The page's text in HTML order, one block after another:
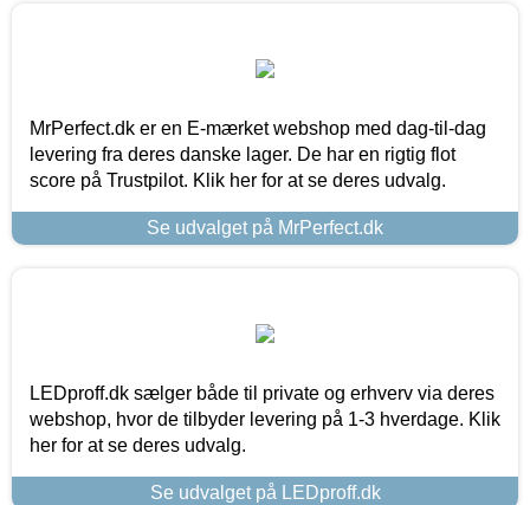
MrPerfect.dk er en E-mærket webshop med dag-til-dag
levering fra deres danske lager. De har en rigtig flot
score på Trustpilot. Klik her for at se deres udvalg.
Se udvalget på MrPerfect.dk
LEDproff.dk sælger både til private og erhverv via deres
webshop, hvor de tilbyder levering på 1-3 hverdage. Klik
her for at se deres udvalg.
Se udvalget på LEDproff.dk